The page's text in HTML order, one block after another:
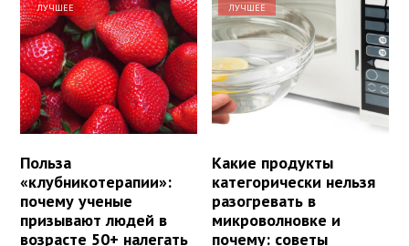
ЛУЧШЕЕ
Польза
«клубникотерапии»:
почему ученые
призывают людей в
возрасте 50+ налегать
ЛУЧШЕЕ
Какие продукты
категорически нельзя
разогревать в
микроволновке и
почему: советы